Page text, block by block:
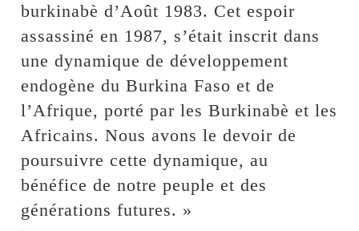
burkinabè d’Août 1983. Cet espoir
assassiné en 1987, s’était inscrit dans
une dynamique de développement
endogène du Burkina Faso et de
l’Afrique, porté par les Burkinabè et les
Africains. Nous avons le devoir de
poursuivre cette dynamique, au
bénéfice de notre peuple et des
générations futures. »